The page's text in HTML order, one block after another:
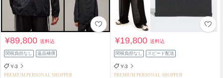
¥89,800送料込
関税負担なし 返品補償
Y-3
PREMIUM PERSONAL SHOPPER
¥19,800送料込
関税負担なし スピード配送
Y-3
PREMIUM PERSONAL SHOPPER